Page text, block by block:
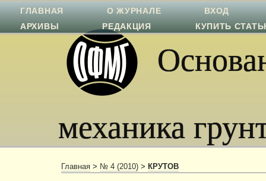
механика
ГЛАВНАЯ О ЖУРНАЛЕ
ВХОД
АРХИВЫ
РЕДАКЦИЯ КУПИТЬ
Главная > № 4 (2010) > КРУТОВ